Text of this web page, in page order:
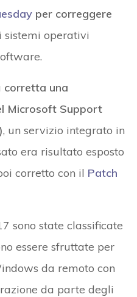
per correggere
sistemi operativi
corretta una
Microsoft Support
, un servizio integrato in
era risultato esposto
corretto con il Patch
sono state classificate
essere sfruttate per
da remoto con
da parte degli